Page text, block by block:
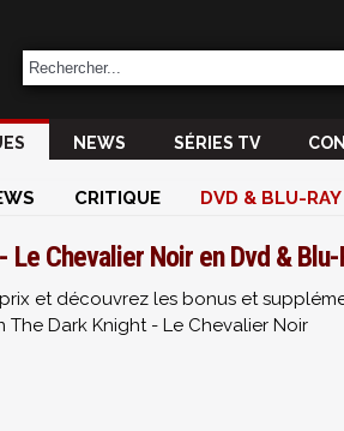
NEWS SÉRIES TV
CRITIQUE DVD & BLU-RAY
Le Chevalier Noir en Dvd & Blu-
et découvrez les bonus et
The Dark Knight - Le Chevalier Noir